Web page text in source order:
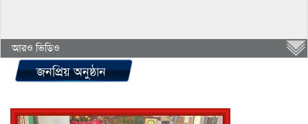
আরও ভিডিও
জনপ্রিয় অনুষ্ঠান